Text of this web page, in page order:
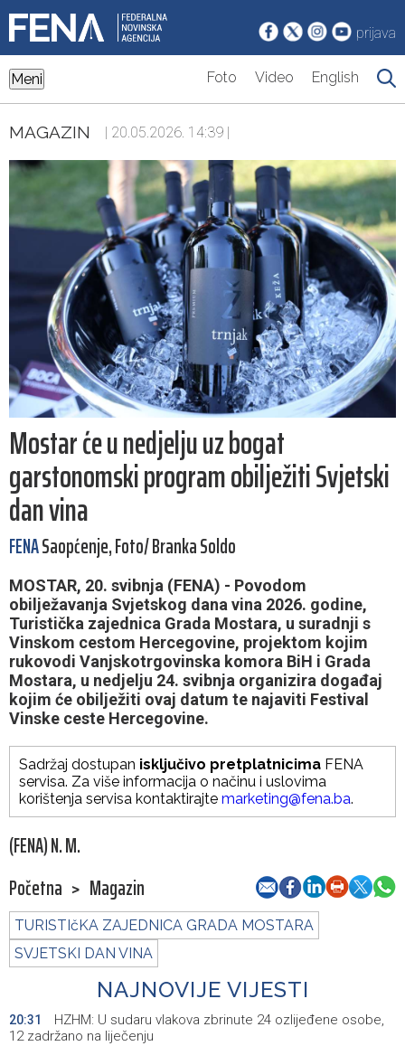
prijava
Meni Foto Video English
MAGAZIN | 20.05.2026. 14:39 |
Mostar će u nedjelju uz bogat
garstonomski program obilježiti Svjetski
dan vina
FENASaopćenje, Foto/ Branka Soldo
MOSTAR, 20. svibnja (FENA) - Povodom
obilježavanja Svjetskog dana vina 2026. godine,
Turistička zajednica Grada Mostara, u suradnji s
Vinskom cestom Hercegovine, projektom kojim
rukovodi Vanjskotrgovinska komora BiH i Grada
Mostara, u nedjelju 24. svibnja organizira događaj
kojim će obilježiti ovaj datum te najaviti Festival
Vinske ceste Hercegovine.
Sadržaj dostupan isključivo pretplatnicima FENA
servisa. Za više informacija o načinu i uslovima
korištenja servisa kontaktirajte marketing@fena.ba.
(FENA) N. M.
Početna > Magazin
TURISTIčKA ZAJEDNICA GRADA MOSTARA
SVJETSKI DAN VINA
NAJNOVIJE VIJESTI
20:31
HZHM: U sudaru vlakova zbrinute 24 ozlijeđene osobe,
12 zadržano na liječenju